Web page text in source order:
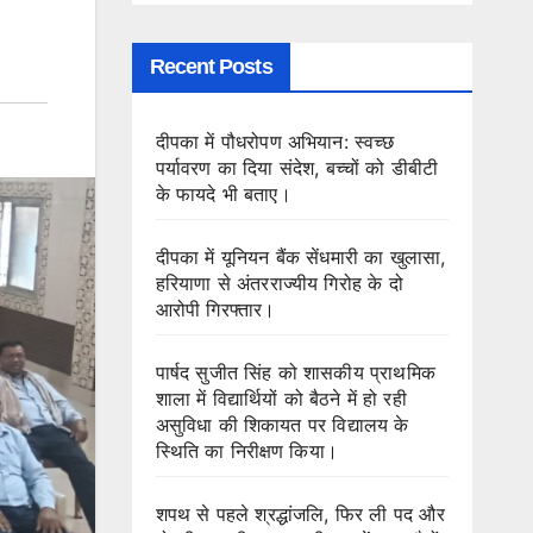
Recent Posts
दीपका में पौधरोपण अभियान: स्वच्छ
पर्यावरण का दिया संदेश, बच्चों को डीबीटी
के फायदे भी बताए।
दीपका में यूनियन बैंक सेंधमारी का खुलासा,
हरियाणा से अंतरराज्यीय गिरोह के दो
आरोपी गिरफ्तार।
पार्षद सुजीत सिंह को शासकीय प्राथमिक
शाला में विद्यार्थियों को बैठने में हो रही
असुविधा की शिकायत पर विद्यालय के
स्थिति का निरीक्षण किया।
शपथ से पहले श्रद्धांजलि, फिर ली पद और